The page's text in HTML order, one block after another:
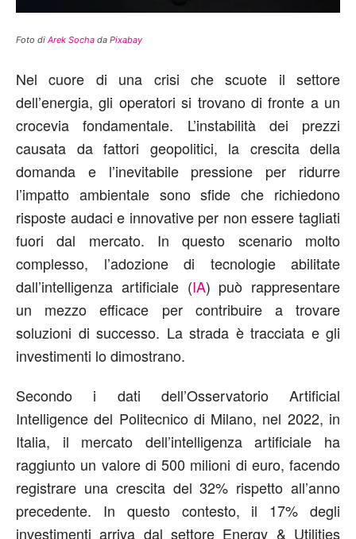
Foto di Arek Socha da Pixabay
Nel cuore di una crisi che scuote il settore
dell’energia, gli operatori si trovano di fronte a un
crocevia fondamentale. L’instabilità dei prezzi
causata da fattori geopolitici, la crescita della
domanda e l’inevitabile pressione per ridurre
l’impatto ambientale sono sfide che richiedono
risposte audaci e innovative per non essere tagliati
fuori dal mercato. In questo scenario molto
complesso, l’adozione di tecnologie abilitate
dall’intelligenza artificiale (IA) può rappresentare
un mezzo efficace per contribuire a trovare
soluzioni di successo. La strada è tracciata e gli
investimenti lo dimostrano.
Secondo i dati dell’Osservatorio Artificial
Intelligence del Politecnico di Milano, nel 2022, in
Italia, il mercato dell’intelligenza artificiale ha
raggiunto un valore di 500 milioni di euro, facendo
registrare una crescita del 32% rispetto all’anno
precedente. In questo contesto, il 17% degli
investimenti arriva dal settore Energy & Utilities